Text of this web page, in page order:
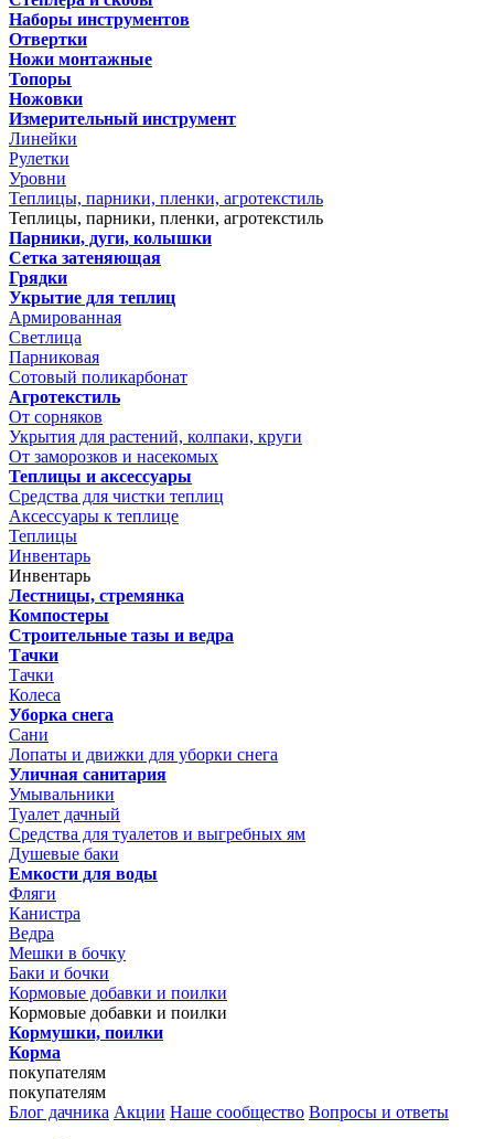
Наборы инструментов
Отвертки
Ножи монтажные
Топоры
Ножовки
Измерительный инструмент
Линейки
Рулетки
Уровни
Теплицы, парники, пленки, агротекстиль
Теплицы, парники, пленки, агротекстиль
Парники, дуги, колышки
Сетка затеняющая
Грядки
Укрытие для теплиц
Армированная
Светлица
Парниковая
Сотовый поликарбонат
Агротекстиль
От сорняков
Укрытия для растений, колпаки, круги
От заморозков и насекомых
Теплицы и аксессуары
Средства для чистки теплиц
Аксессуары к теплице
Теплицы
Инвентарь
Инвентарь
Лестницы, стремянка
Компостеры
Строительные тазы и ведра
Тачки
Тачки
Колеса
Уборка снега
Сани
Лопаты и движки для уборки снега
Уличная санитария
Умывальники
Туалет дачный
Средства для туалетов и выгребных ям
Душевые баки
Емкости для воды
Фляги
Канистра
Ведра
Мешки в бочку
Баки и бочки
Кормовые добавки и поилки
Кормовые добавки и поилки
Кормушки, поилки
Корма
покупателям
покупателям
Блог дачника Акции Наше сообщество Вопросы и ответы